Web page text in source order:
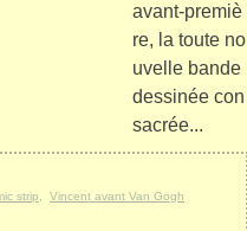
avant-premiè
re, la toute no
uvelle bande
dessinée con
sacrée...
strip Vincent avant Van Gogh